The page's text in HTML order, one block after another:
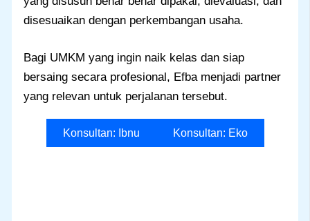
disesuaikan dengan perkembangan usaha.
Bagi UMKM yang ingin naik kelas dan siap
bersaing secara profesional, Efba menjadi partner
yang relevan untuk perjalanan tersebut.
Konsultan: Ibnu Konsultan: Eko